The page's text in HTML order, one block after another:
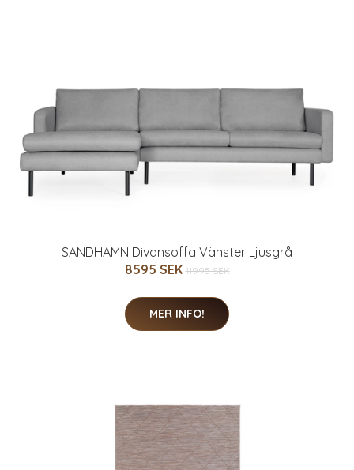
SANDHAMN Divansoffa Vänster Ljusgrå
8595 SEK 11995 SEK
MER INFO!